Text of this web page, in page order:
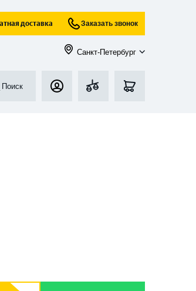
доставка Заказать звонок
Санкт-Петербург
Поиск